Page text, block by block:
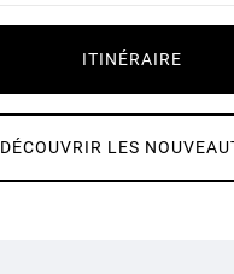
DÉCOUVRIR LES
ITINÉRAIRE